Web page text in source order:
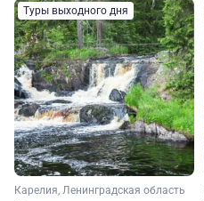
Туры выходного дня
Карелия, Ленинградская область